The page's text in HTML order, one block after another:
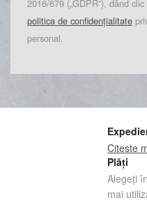
2016/679 („GDPR”), dând
politica de confidențialitate
personal.
Citeste
Plăți
Alegeți
mai